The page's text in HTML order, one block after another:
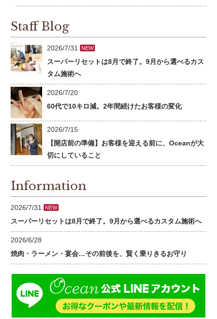
Staff Blog
2026/7/31 NEW
スーパーリセットは8月で終了。9月から選べるカス
タム施術へ
2026/7/20
60代で10キロ減。2年間続けたお客様の変化
2026/7/15
【開店前の準備】お客様を迎える前に、Oceanが大
切にしていること
Information
2026/7/31 NEW
スーパーリセットは8月で終了。9月から選べるカスタム施術へ
2026/6/28
焼肉・ラーメン・宴会…その前後を、賢く乗りきるお守り